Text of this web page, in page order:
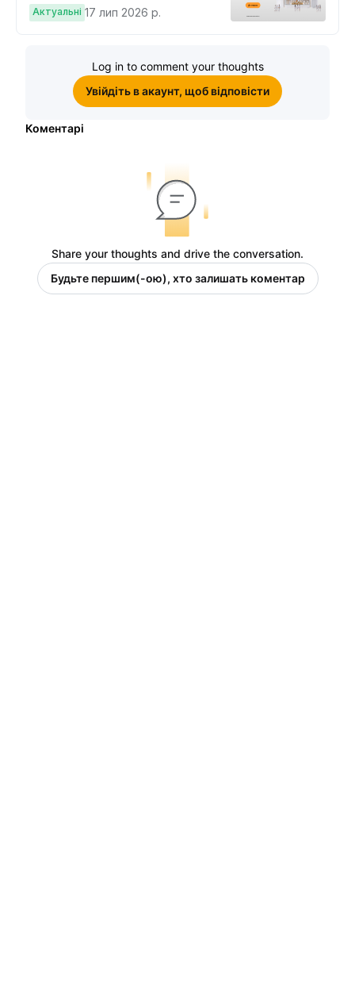
депозит на $100 і торгувати на
Актуальні 17 лип 2026 р.
Log in to comment your thoughts
Увійдіть в акаунт, щоб відповісти
Коментарі
Share your thoughts and drive the conversation.
Будьте першим(-ою), хто залишать коментар